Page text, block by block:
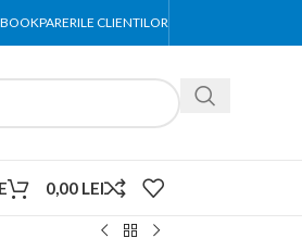
PARERILE CLIENTILOR
0,00 LEI